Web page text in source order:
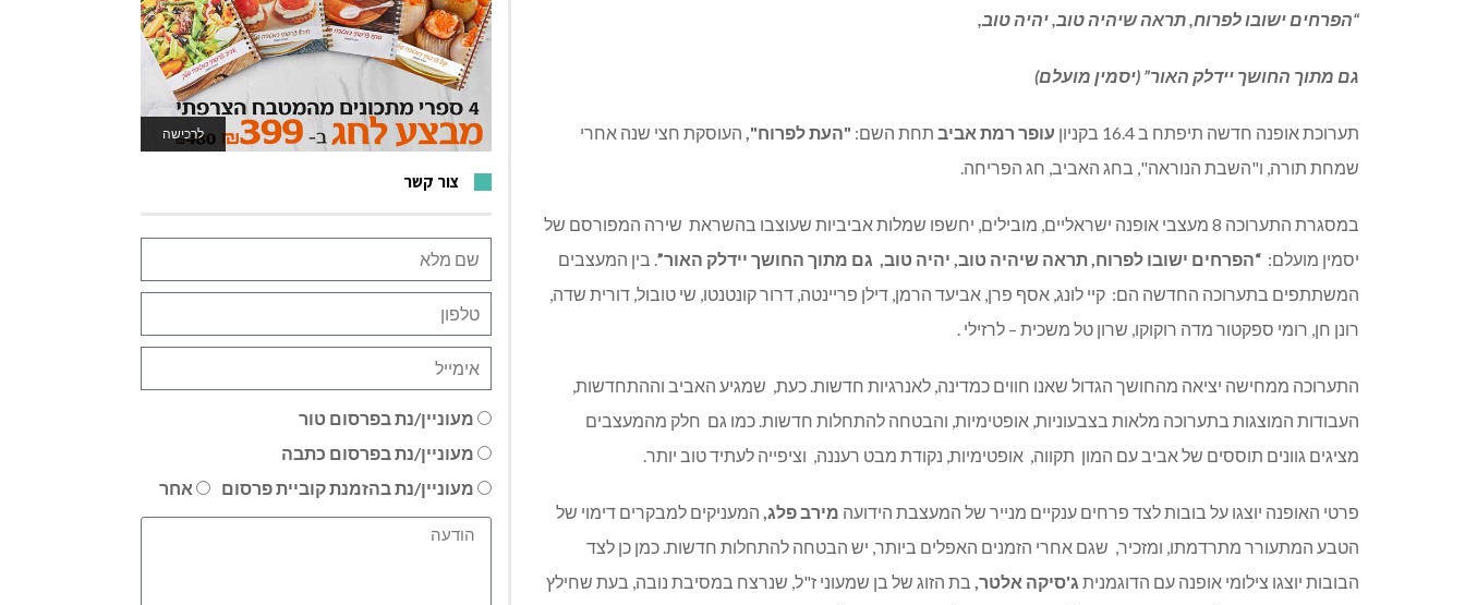
“הפרחים ישובו לפרוח, תראה שיהיה טוב, יהיה טוב,
גם מתוך החושך יידלק האור” (יסמין מועלם)
תערוכת אופנה חדשה תיפתח ב בקניון עופר רמת אביב תחת השם:
"העתלפרוח", העוסקת חצי שנה אחרי
שמחת תורה, ו"השבת הנוראה", בחג האביב, חג הפריחה.
במסגרת התערוכה מעצבי אופנה ישראליים, מובילים, יחשפו שמלותאביביות שעוצבו בהשראת שירה המפורסם של
יסמין מועלם: “הפרחים ישובו לפרוח, תראה שיהיה טוב, יהיה טוב, גם מתוך החושך יידלק האור”. בין המעצבים
המשתתפים בתערוכה החדשה הם: קיי לונג, אסף פרן, אביעד הרמן, דילן פריינטה, דרור קונטנטו, שי טובול, דורית שדה,
רונן חן, רומי ספקטור מדה רוקוקו, שרון טל משכית – לרזילי .
התערוכה ממחישה יציאה מהחושך הגדול שאנו חווים כמדינה, לאנרגיות חדשות. כעת, שמגיע האביב וההתחדשות,
העבודות המוצגות בתערוכה מלאות בצבעוניות, אופטימיות, והבטחה להתחלות חדשות. כמו גם חלק מהמעצבים
מציגים גוונים תוססים של אביב עם המון תקווה, אופטימיות, נקודת מבט רעננה, וציפייה לעתיד טוב יותר.
פרטי האופנה יוצגו על בובות לצד פרחים ענקיים מנייר של המעצבת הידועה מירב פלג, המעניקים למבקרים דימוי של
הטבע המתעורר מתרדמתו, ומזכיר, שגם אחרי הזמנים האפלים ביותר, יש הבטחה להתחלות חדשות. כמן כן לצד
הבובות יוצגו צילומי אופנה עם הדוגמנית ג'סיקה אלטר, בת הזוג של בן שמעוני ז"ל, שנרצח במסיבת נובה, בעת שחילץ
לרכישה
לאתר המשחקים
צור קשר
מעוניין/נת בפרסום טור
מעוניין/נת בפרסום כתבה
מעוניין/נת בהזמנת קוביית פרסום
אחר